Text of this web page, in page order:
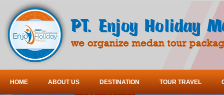
HOME ABOUT US DESTINATION TOUR TRAVEL